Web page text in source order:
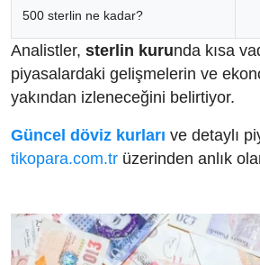
500 sterlin ne kadar?
Analistler, sterlin kurunda kısa
piyasalardaki gelişmelerin ve
yakından izleneceğini belirtiyor.
Güncel döviz kurları ve detaylı
tikopara.com.tr üzerinden anlık